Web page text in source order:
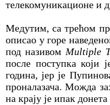
телекомуникационе и
Медутим, са трећом
описао у горе
под називом Multiple
после поступка који
година, јер је
проналазача. Можда
на крају је ипак